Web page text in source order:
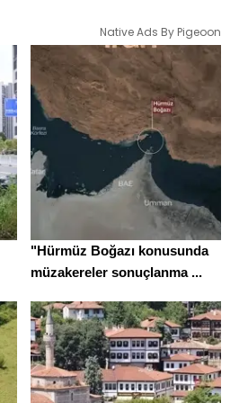
Native Ads By Pigeoon
"Hürmüz Boğazı konusunda
müzakereler sonuçlanma ...